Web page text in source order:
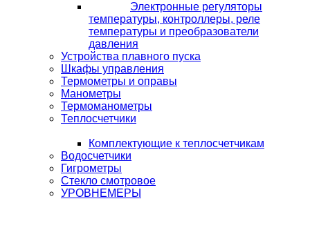
Электронные регуляторы
температуры, контроллеры, реле
температуры и преобразователи
давления
Устройства плавного пуска
Шкафы управления
Термометры и оправы
Манометры
Термоманометры
Теплосчетчики
Комплектующие к теплосчетчикам
Водосчетчики
Гигрометры
Стекло смотровое
УРОВНЕМЕРЫ